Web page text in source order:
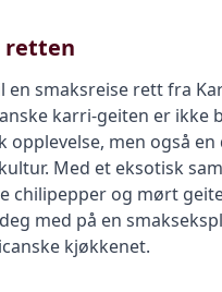
retten
en smaksreise rett fra
karri-geiten er ikke
opplevelse, men også en
Med et eksotisk
chilipepper og mørt
med på en
kjøkkenet.